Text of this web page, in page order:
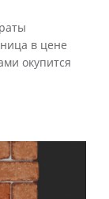
в цене
окупится